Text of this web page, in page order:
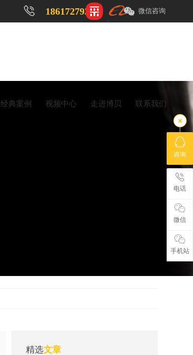
微信咨询
18617279323
经典案例 视频中心 走进博贝 联系我们
精选文章
咨询
电话
微信
手机站